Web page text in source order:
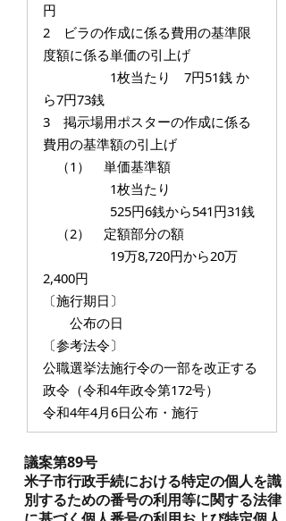
円
2 ビラの作成に係る費用の基準限
度額に係る単価の引上げ
1枚当たり 7円51銭 か
ら7円73銭
3 掲示場用ポスターの作成に係る
費用の基準額の引上げ
（1） 単価基準額
1枚当たり
525円6銭から541円31銭
（2） 定額部分の額
19万8,720円から20万
2,400円
〔施行期日〕
公布の日
〔参考法令〕
公職選挙法施行令の一部を改正する
政令（令和4年政令第172号）
令和4年4月6日公布・施行
議案第89号
米子市行政手続における特定の個人を識
別するための番号の利用等に関する法律